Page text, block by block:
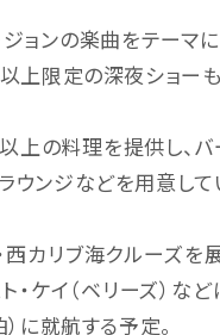
ョンの楽曲をテーマ
上限定の深夜ショー
上の料理を提供し、
ウンジなどを用意して
リブ海クルーズを展
・ケイ（ベリーズ）
に就航する予定。